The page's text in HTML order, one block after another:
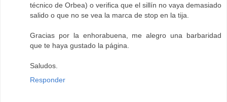
técnico de Orbea) o verifica que el sillín no vaya demasiado
salido o que no se vea la marca de stop en la tija.
Gracias por la enhorabuena, me alegro una barbaridad
que te haya gustado la página.
Saludos.
Responder